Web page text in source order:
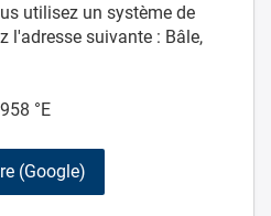
utilisez un système de
l'adresse suivante : Bâle,
°E
(Google)